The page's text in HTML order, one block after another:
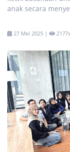
anak secara
27 Mei 2025 | 2177x